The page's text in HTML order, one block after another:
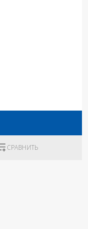
СРАВНИТЬ